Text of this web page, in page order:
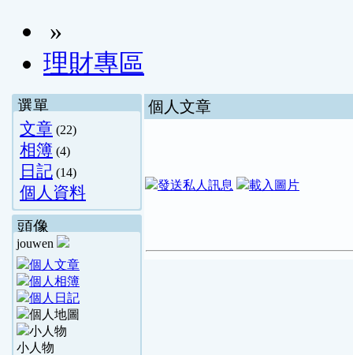
»
理財專區
選單
文章 (22)
相簿 (4)
日記 (14)
個人資料
頭像
jouwen
小人物
個人文章